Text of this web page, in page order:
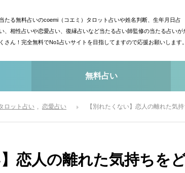
当たる無料占いのcoemi（コエミ）タロット占いや姓名判断、生年月日占
い、相性占いや恋愛占い、復縁占いなど当たる占い師監修の当たる占いが
くさん！完全無料でNo1占いサイトを目指してますので応援お願いします。
無料占い
ロット占い 恋愛占い 【別れたくない】恋人の離れた気
】恋人の離れた気持ちを